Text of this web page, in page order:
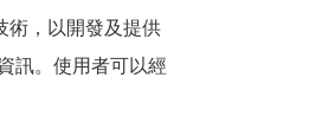
術，以開發及提供
訊。使用者可以經